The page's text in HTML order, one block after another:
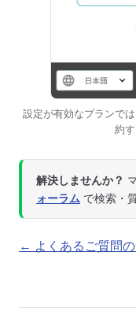
設定が有効なプランで
約
解決しませんか？
ォーラム で検索・
← よくあるご質問